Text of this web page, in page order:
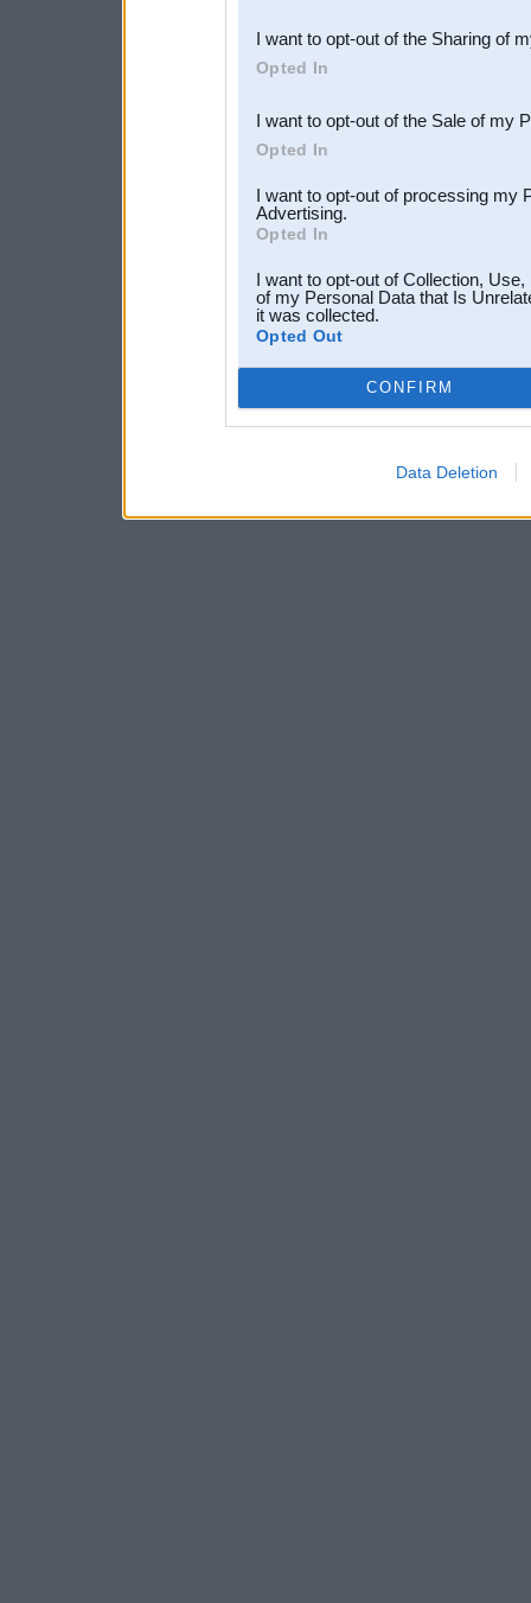
Downstream Participants
third parties.
I want to opt-out of the Sharing of
Opted In
I want to opt-out of the Sale of my
Opted In
I want to opt-out of processing my
Advertising.
Opted In
I want to opt-out of Collection,
of my Personal Data that Is
it was collected.
Opted Out
CONFIRM
Data Deletion